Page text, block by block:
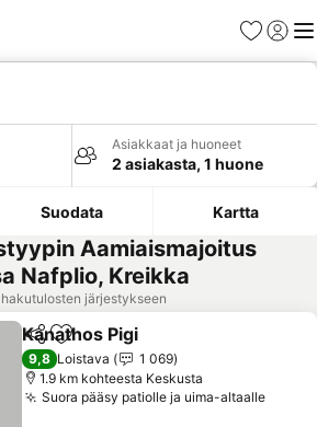
Suosikit
Asiakkaat ja huoneet
2 asiakasta, 1 huone
Suodata Kartta
Aamiaismajoitus
Nafplio, Kreikka
järjestykseen
Jaa Lisää suosikkeihin
Kanathos Pigi
9,8 Loistava
1 069
1.9 km kohteesta Keskusta
Suora pääsy patiolle ja uima-altaalleKatso